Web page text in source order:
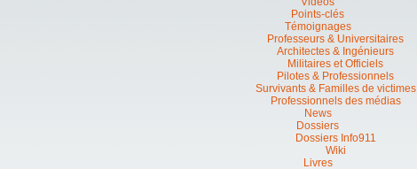
Points-clés
Témoignages
Professeurs & Universitaires
Architectes & Ingénieurs
Militaires et Officiels
Pilotes & Professionnels
Survivants & Familles de victimes
Professionnels des médias
News
Dossiers
Dossiers Info911
Wiki
Livres